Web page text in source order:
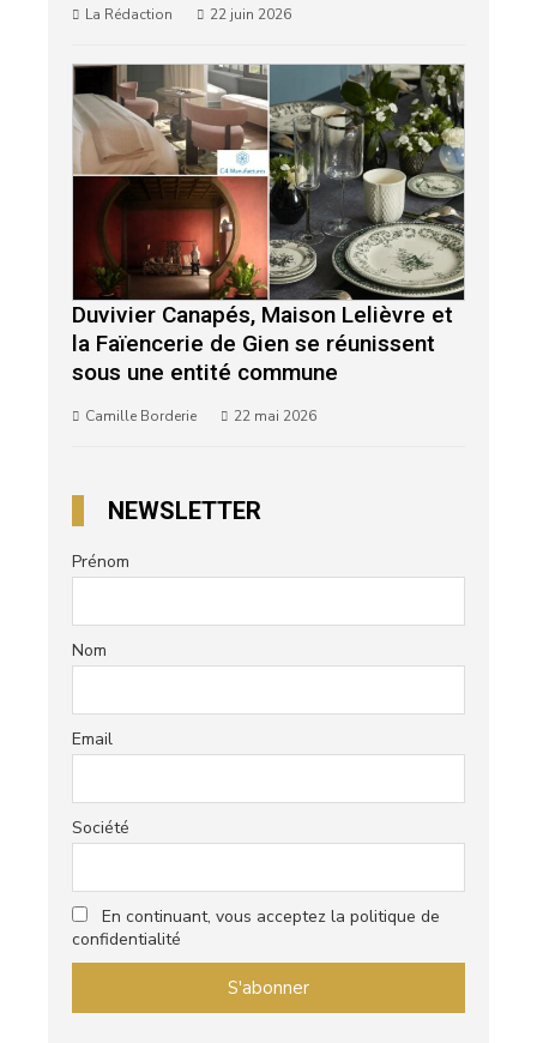
La Rédaction 22 juin 2026
Duvivier Canapés, Maison Lelièvre et
la Faïencerie de Gien se réunissent
sous une entité commune
Camille Borderie 22 mai 2026
NEWSLETTER
Prénom
Nom
Email
Société
En continuant, vous acceptez la politique de
confidentialité